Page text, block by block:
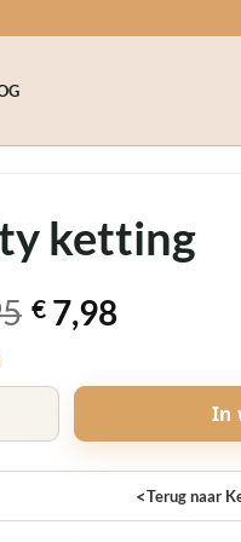
ketting
€ 7,98
aantal
In
<Terug naar